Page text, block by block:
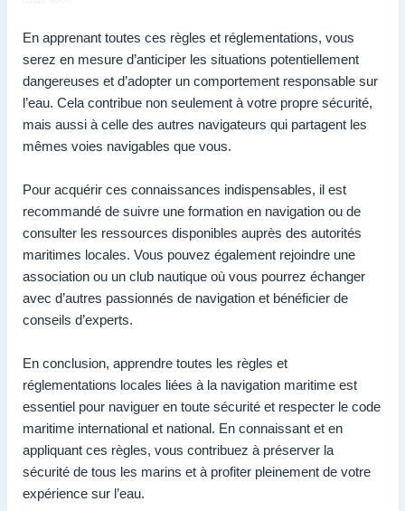
En apprenant toutes ces règles et réglementations, vous
serez en mesure d’anticiper les situations potentiellement
dangereuses et d’adopter un comportement responsable sur
l’eau. Cela contribue non seulement à votre propre sécurité,
mais aussi à celle des autres navigateurs qui partagent les
mêmes voies navigables que vous.
Pour acquérir ces connaissances indispensables, il est
recommandé de suivre une formation en navigation ou de
consulter les ressources disponibles auprès des autorités
maritimes locales. Vous pouvez également rejoindre une
association ou un club nautique où vous pourrez échanger
avec d’autres passionnés de navigation et bénéficier de
conseils d’experts.
En conclusion, apprendre toutes les règles et
réglementations locales liées à la navigation maritime est
essentiel pour naviguer en toute sécurité et respecter le code
maritime international et national. En connaissant et en
appliquant ces règles, vous contribuez à préserver la
sécurité de tous les marins et à profiter pleinement de votre
expérience sur l’eau.